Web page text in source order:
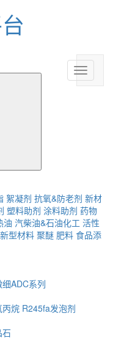
絮凝剂 抗氧&防老剂 新材
塑料助剂 涂料助剂 药物
油 汽柴油&石油化工 活性
新型材料 聚醚 肥料 食品添
ADC系列
丙烷 R245fa发泡剂